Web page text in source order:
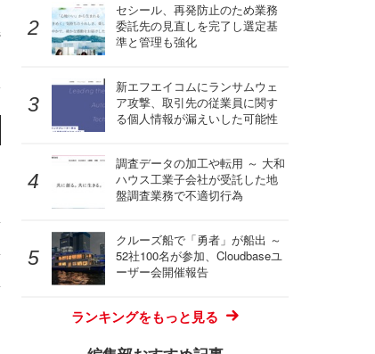
セシール、再発防止のため業務
委託先の見直しを完了し選定基
準と管理も強化
新エフエイコムにランサムウェ
ア攻撃、取引先の従業員に関す
る個人情報が漏えいした可能性
調査データの加工や転用 ～ 大和
ハウス工業子会社が受託した地
盤調査業務で不適切行為
クルーズ船で「勇者」が船出 ～
52社100名が参加、Cloudbaseユ
ーザー会開催報告
ランキングをもっと見る